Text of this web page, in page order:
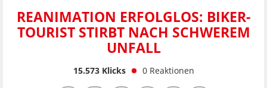
REANIMATION ERFOLGLOS: BIKER-
TOURIST STIRBT NACH SCHWEREM
UNFALL
15.573Klicks 0 Reaktionen